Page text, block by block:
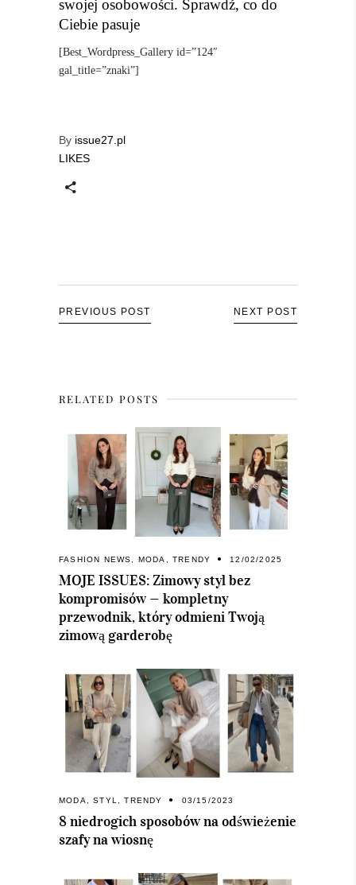
swojej osobowości. Sprawdź, co do
Ciebie pasuje
[Best_Wordpress_Gallery id=”124″
gal_title=”znaki”]
By issue27.pl
LIKES
PREVIOUS POST NEXT POST
RELATED POSTS
FASHION NEWS MODA ,TRENDY 12/02/2025
MOJE ISSUES: Zimowy styl bez
kompromisów — kompletny
przewodnik, który odmieni Twoją
zimową garderobę
MODA,STYL,TRENDY 03/15/2023
8 niedrogich sposobów na odświeżenie
szafy na wiosnę